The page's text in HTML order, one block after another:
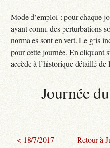
Mode d’emploi : pour chaque
ayant connu des perturbations
normales sont en vert. Le gris
pour cette journée. En cliquant
accède à l’historique détaillé de
Journée
< 18/7/2017 Retour à